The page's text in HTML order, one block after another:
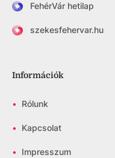
FehérVár hetilap
szekesfehervar.hu
Információk
• Rólunk
• Kapcsolat
• Impresszum